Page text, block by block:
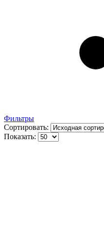
Фильтры
Сортировать:
Показать: